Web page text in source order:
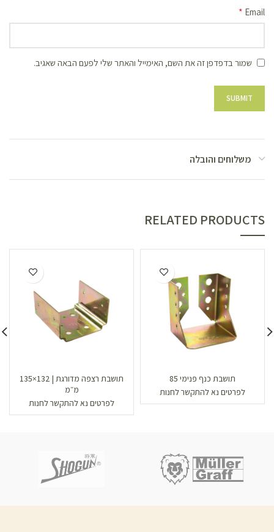
Email
*
שמור בדפדפן זה את השם, האימייל והאתר שלי לפעם הבאה שאגיב.
משלוחים והובלה
RELATED PRODUCTS
תושבת כנף פנימי 85
לפרטים נא להתקשר לחנות
תושבת רצפה מדורגת | 132×135
מ״מ
לפרטים נא להתקשר לחנות